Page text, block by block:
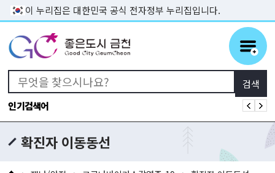
본문 바로가기
이 누리집은 대한민국 공식 전자정부 누리집입니다.
인기검색어
확진자 이동동선